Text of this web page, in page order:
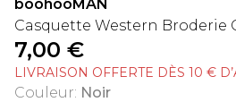
boohooMAN
Casquette Western Broderie
7,00 €
LIVRAISON OFFERTE DÈS 10 €
Couleur: Noir